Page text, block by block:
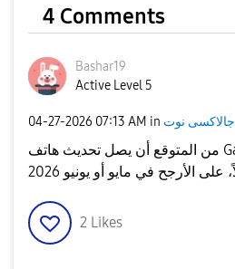
4 Comments
Bashar19
Active Level 5
‎04-27-2026 07:13 AM in جالاكسى نوت
من المتوقع أن يصل تحديث هاتف Galaxy S22 Ultra في
2 Likes